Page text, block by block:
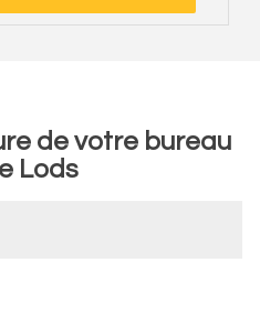
de votre bureau
Lods